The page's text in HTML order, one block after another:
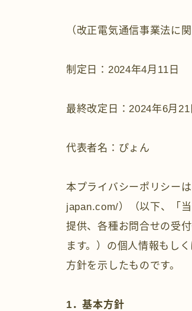
（改正電気通信事業法に
制定日：2024年4月11日
最終改定日：2024年6月21
代表者名：ぴょん
本プライバシーポリシー
japan.com/）（以下、「
提供、各種お問合せの受
ます。）の個人情報もし
方針を示したものです。
1 ．基本方針